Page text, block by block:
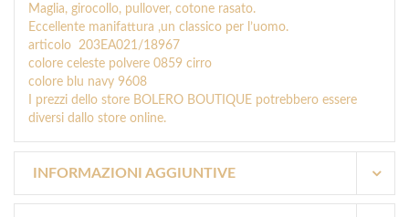
Maglia, girocollo, pullover, cotone rasato.
Eccellente manifattura ,un classico per l’uomo.
articolo 203EA021/18967
colore celeste polvere 0859 cirro
colore blu navy 9608
I prezzi dello store BOLERO BOUTIQUE potrebbero essere
diversi dallo store online.
INFORMAZIONI AGGIUNTIVE